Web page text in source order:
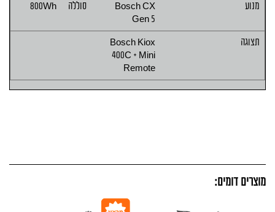
מנוע
Bosch CX
Gen 5
סוללה 800Wh
תצוגה
Bosch Kiox
400C + Mini
Remote
מוצרים דומים: